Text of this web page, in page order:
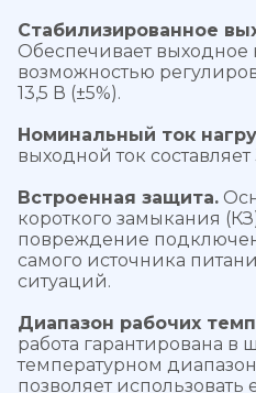
Стабилизированное
Обеспечивает выходное
возможностью
13,5 В (±5%).
Номинальный ток
выходной ток составляет
Встроенная защита.
короткого замыкания
повреждение
самого источника
ситуаций.
Диапазон рабочих
работа гарантирована в
температурном
позволяет использовать